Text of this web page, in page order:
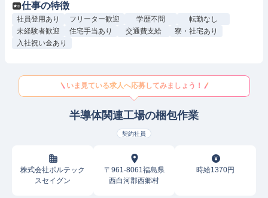
仕事の特徴
社員登用あり フリーター歓迎 学歴不問
転勤なし
未経験者歓迎
住宅手当あり 交通費支給
寮・社宅あり
入社祝い金あり
いま見ている求人へ応募してみましょう！
半導体関連工場の梱包作業
契約社員
株式会社ボルテック
スセイグン
〒961-8061福島県
西白河郡西郷村
時給1370円